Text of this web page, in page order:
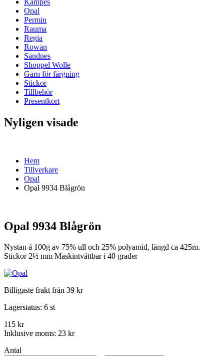
Opal
Permin
Rauma
Regia
Rowan
Sandnes
Shoppel Wolle
Garn för färgning
Stickor
Tillbehör
Presentkort
Nyligen visade
Hem
Tillverkare
Opal
Opal 9934 Blågrön
Opal 9934 Blågrön
Nystan á 100g av 75% ull och 25% polyamid, längd ca 425m.
Stickor 2½ mm Maskintvättbar i 40 grader
Billigaste frakt från 39 kr
Lagerstatus: 6 st
115 kr
Inklusive moms: 23 kr
Antal